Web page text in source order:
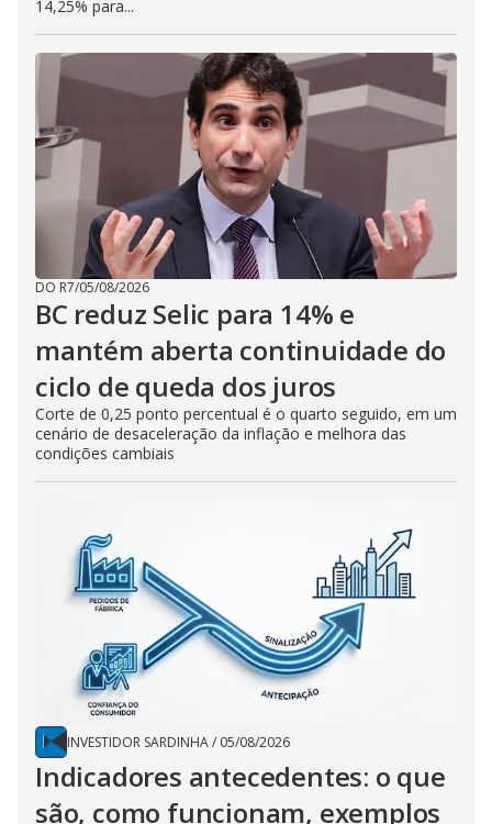
14,25% para...
DO R7/05/08/2026
BC reduz Selic para 14% e
mantém aberta continuidade do
ciclo de queda dos juros
Corte de 0,25 ponto percentual é o quarto seguido, em um
cenário de desaceleração da inflação e melhora das
condições cambiais
INVESTIDOR SARDINHA/ 05/08/2026
Indicadores antecedentes: o que
são, como funcionam, exemplos